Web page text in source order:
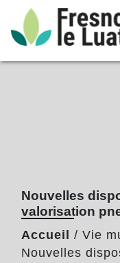
Nouvelles
valorisation
Accueil / Vie
Nouvelles